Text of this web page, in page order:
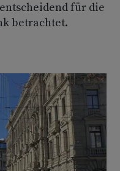
für die
betrachtet.